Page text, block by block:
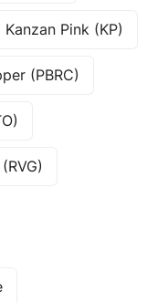
Kanzan Pink (KP)
(PBRC)